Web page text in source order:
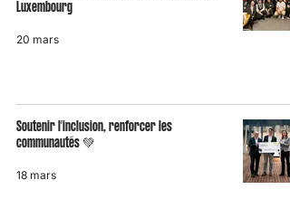
Luxembourg
20 mars
Soutenir l’inclusion, renforcer les
communautés 💚
18 mars